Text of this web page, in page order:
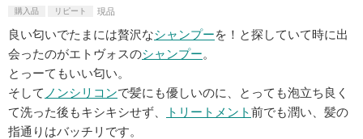
購入品 リピート 現品
良い匂いでたまには贅沢なシャンプーを！と探していて時に出
会ったのがエトヴォスのシャンプー。
とっーてもいい匂い。
そして ノンシリコンで髪にも優しいのに、とっても泡立ち良く
て洗った後もキシキシせず、
トリートメント前でも潤い、髪の
指通りはバッチリです。